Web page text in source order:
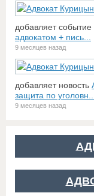
добавляет событие
адвокатом + пись...
9 месяцев назад
добавляет новость
защита по уголовн...
9 месяцев назад